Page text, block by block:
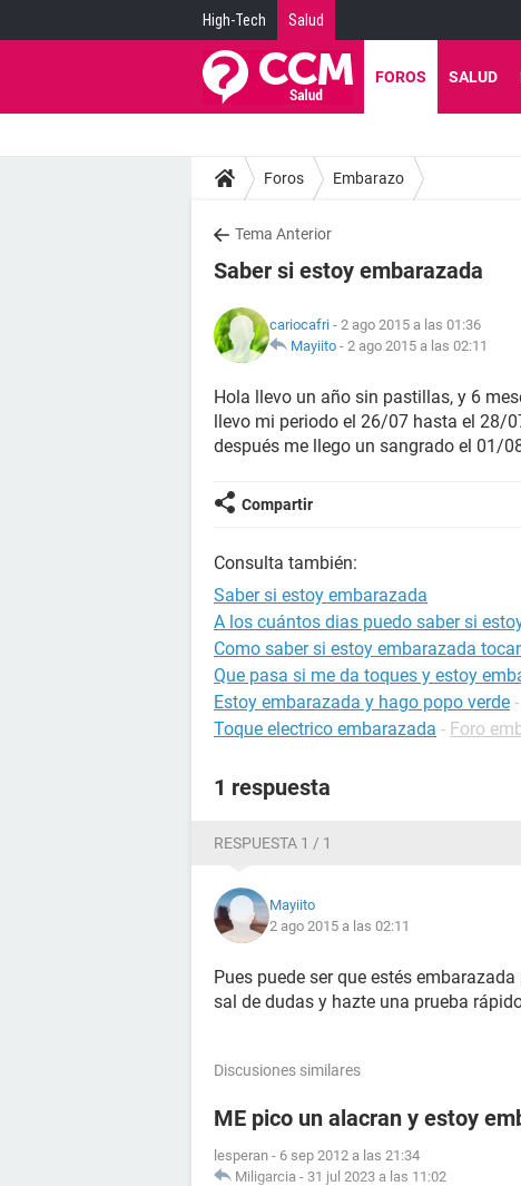
High-Tech Salud
FOROS SALUD
Foros Embarazo
Tema Anterior
Saber si estoy embarazada
cariocafri - 2 ago 2015 a las 01:36
Mayiito - 2 ago 2015 a las 02:11
Hola llevo un año sin pastillas, y 6
llevo mi periodo el 26/07 hasta el 28/
después me llego un sangrado el 01/
Compartir
Consulta también:
Saber si estoy embarazada
A los cuántos dias puedo saber si
Como saber si estoy embarazada
Que pasa si me da toques y estoy
Estoy embarazada y hago popo verde -
Toque electrico embarazada - Foro
1 respuesta
RESPUESTA 1 / 1
Mayiito
2 ago 2015 a las 02:11
Pues puede ser que estés
sal de dudas y hazte una prueba
Discusiones similares
ME pico un alacran y estoy
lesperan - 6 sep 2012 a las 21:34
Miligarcia - 31 jul 2023 a las 11:02